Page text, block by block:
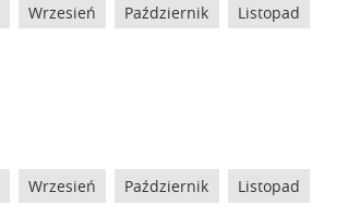
Wrzesień Październik Listopad
Wrzesień Październik Listopad